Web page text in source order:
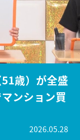
歳）が全盛
ンション買
2026.05.28